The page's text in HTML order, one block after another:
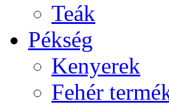
Teák
Pékség
Kenyerek
Fehér